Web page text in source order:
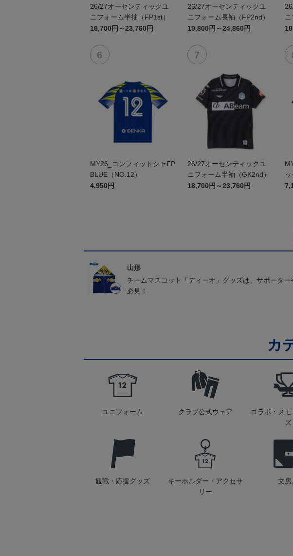
26/27オーセンティックユ
ニフォーム半袖（FP1st）
18,700円～23,760円
26/27オーセンティックユ
ニフォーム長袖（FP2nd）
19,800円～24,860円
MY26_コンフィットシャFP
BLUE（NO.12）
4,950円
26/27オーセンティックユ
ニフォーム半袖（GK2nd）
18,700円～23,760円
山形
チームマスコット「ディーオ」グッズは、サポーター
必見！
カ
ユニフォーム クラブ公式ウェア
コラボ・メ
ズ
観戦・応援グッズ
キーホルダー・アクセサ
リー
文房